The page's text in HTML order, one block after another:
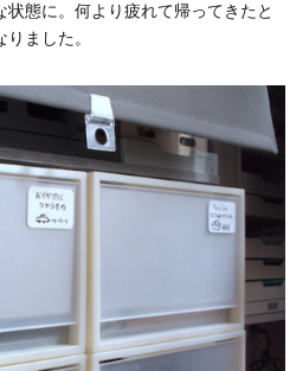
態に。何より疲れて帰ってきたと
ました。